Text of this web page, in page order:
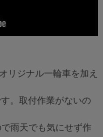
リジナル一輪車を加え
。取付作業がないの
雨天でも気にせず作